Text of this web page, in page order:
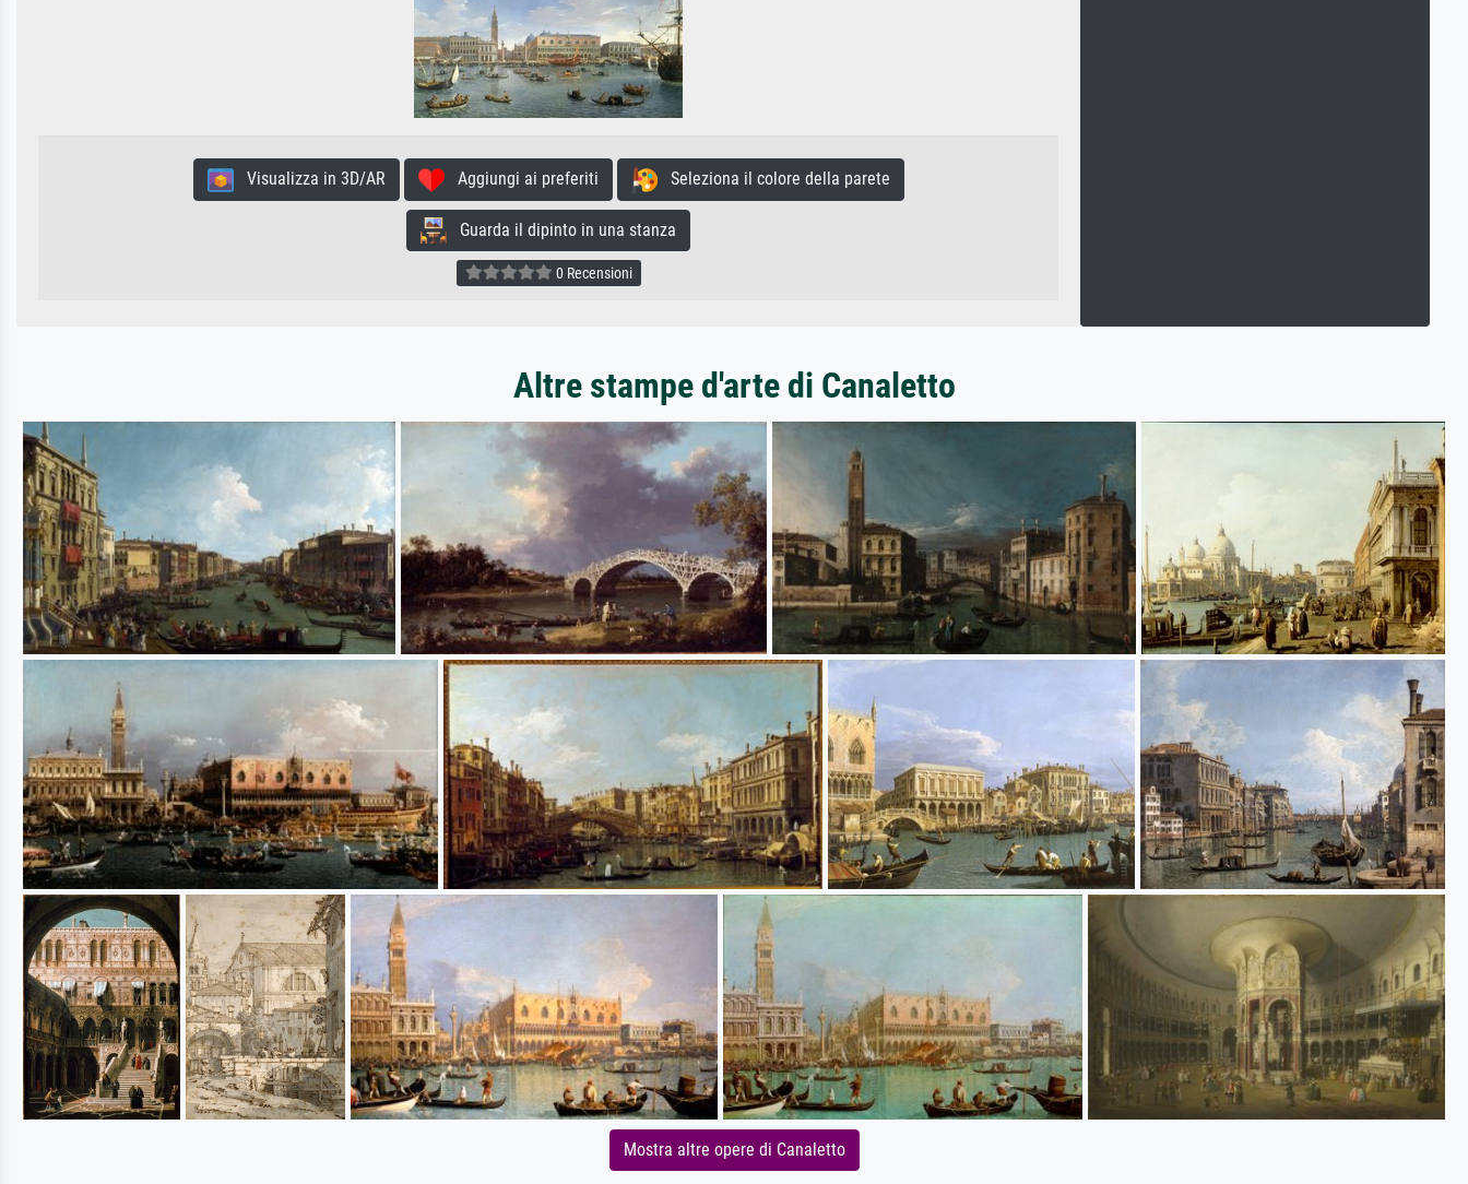
Visualizza in 3D/AR Aggiungi ai preferiti Seleziona il colore della parete
Guarda il dipinto in una stanza
0 Recensioni
Altre stampe d'arte di Canaletto
Mostra altre opere di Canaletto